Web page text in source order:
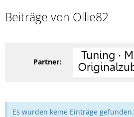
Beiträge von Ollie82
Partner:
Es wurden keine Einträge gefunden.